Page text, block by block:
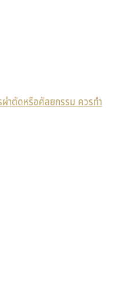
ผ่าตัดหรือศัลยกรรม ควรทำ